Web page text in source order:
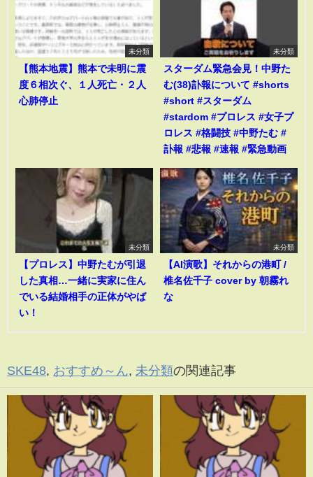
未分類
【熊本地震】熊本で未明に震
度６相次ぐ、１人死亡・２人
心肺停止
未分類
スターダム緊急会見！中野た
む(38)訃報について #shorts
#short #スターダム
#stardom #プロレス #女子プ
ロレス #格闘技 #中野たむ #
訃報 #悲報 #速報 #緊急動画
未分類
【プロレス】中野たむが引退
した真相…一緒に実家に住ん
でいる結婚相手の正体がやば
い！
未分類
【AI演歌】それからの港町 /
椎名佐千子 cover by 朝霧れ
な
SKE48, おすすめ～ん, 未分類の関連記事